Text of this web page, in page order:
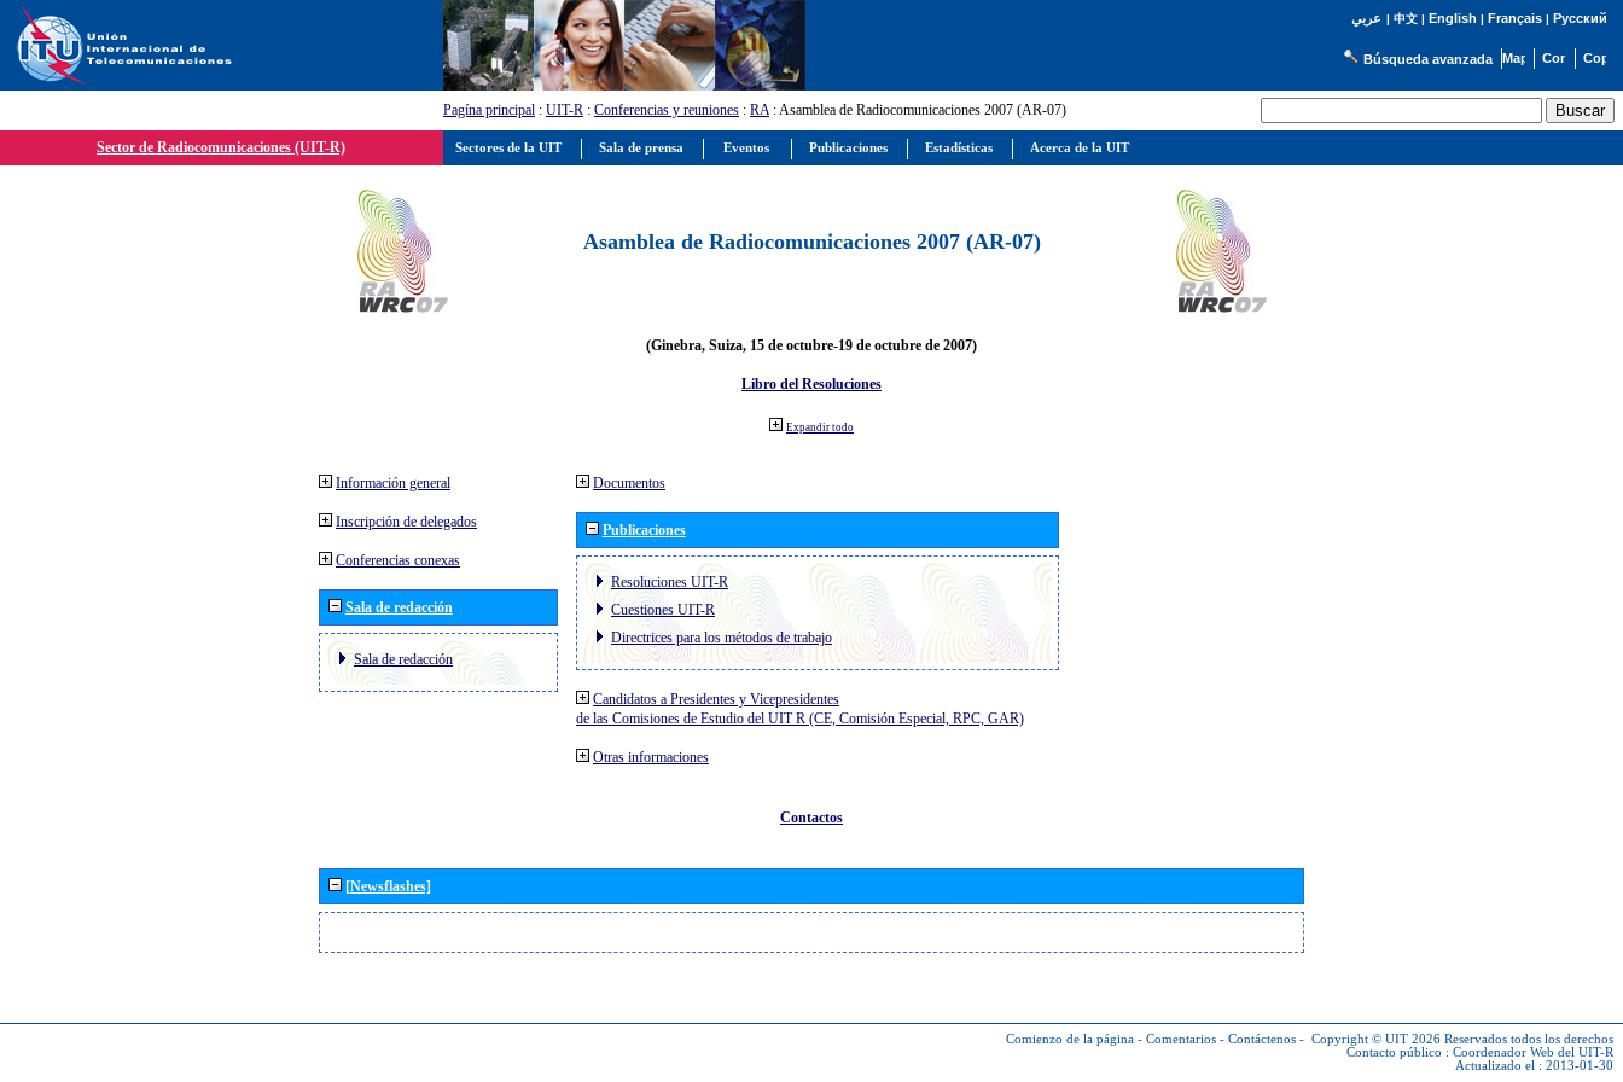
عربي | 中文| English | Français| Русский
Búsqueda avanzada
Pagína principal : UIT-R : Conferencias y reuniones : RA: Asamblea de Radiocomunicaciones 2007 (AR-07)
Sector de Radiocomunicaciones (UIT-R)
Asamblea de Radiocomunicaciones 2007 (AR-07)
(Ginebra, Suiza, 15 de octubre-19 de octubre de 2007)
Libro del Resoluciones
Expandir todo
Información general
Inscripción de delegados
Conferencias conexas
Sala de redacción
Sala de redacción
Documentos
Publicaciones
Resoluciones UIT-R
Cuestiones UIT-R
Directrices para los métodos de trabajo
Candidatos a Presidentes y Vicepresidentes
de las Comisiones de Estudio del UIT R (CE, Comisión Especial, RPC, GAR)
Otras informaciones
Contactos
[Newsflashes]
Comienzo de la página - Comentarios - Contáctenos - Copyright © UIT 2026 Reservados todos los derechos
Contacto público : Coordenador Web del UIT-R
Actualizado el : 2013-01-30
Sectores de la UIT Sala de prensa Eventos Publicaciones Estadísticas Acerca de la UIT